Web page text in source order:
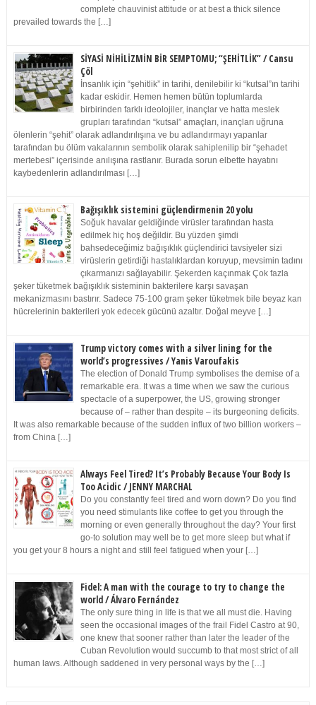
complete chauvinist attitude or at best a thick silence
prevailed towards the […]
SİYASİ NİHİLİZMİN BİR SEMPTOMU; “ŞEHİTLİK” / Cansu
Çöl
İnsanlık için “şehitlik” in tarihi, denilebilir ki “kutsal”ın tarihi
kadar eskidir. Hemen hemen bütün toplumlarda
birbirinden farklı ideolojiler, inançlar ve hatta meslek
grupları tarafından “kutsal” amaçları, inançları uğruna
ölenlerin “şehit” olarak adlandırılışına ve bu adlandırmayı yapanlar
tarafından bu ölüm vakalarının sembolik olarak sahiplenilip bir “şehadet
mertebesi” içerisinde anılışına rastlanır. Burada sorun elbette hayatını
kaybedenlerin adlandırılması […]
Bağışıklık sistemini güçlendirmenin 20 yolu
Soğuk havalar geldiğinde virüsler tarafından hasta
edilmek hiç hoş değildir. Bu yüzden şimdi
bahsedeceğimiz bağışıklık güçlendirici tavsiyeler sizi
virüslerin getirdiği hastalıklardan koruyup, mevsimin tadını
çıkarmanızı sağlayabilir. Şekerden kaçınmak Çok fazla
şeker tüketmek bağışıklık sisteminin bakterilere karşı savaşan
mekanizmasını bastırır. Sadece 75-100 gram şeker tüketmek bile beyaz kan
hücrelerinin bakterileri yok edecek gücünü azaltır. Doğal meyve […]
Trump victory comes with a silver lining for the
world’s progressives / Yanis Varoufakis
The election of Donald Trump symbolises the demise of a
remarkable era. It was a time when we saw the curious
spectacle of a superpower, the US, growing stronger
because of – rather than despite – its burgeoning deficits.
It was also remarkable because of the sudden influx of two billion workers –
from China […]
Always Feel Tired? It’s Probably Because Your Body Is
Too Acidic / JENNY MARCHAL
Do you constantly feel tired and worn down? Do you find
you need stimulants like coffee to get you through the
morning or even generally throughout the day? Your first
go-to solution may well be to get more sleep but what if
you get your 8 hours a night and still feel fatigued when your […]
Fidel: A man with the courage to try to change the
world / Álvaro Fernández
The only sure thing in life is that we all must die. Having
seen the occasional images of the frail Fidel Castro at 90,
one knew that sooner rather than later the leader of the
Cuban Revolution would succumb to that most strict of all
human laws. Although saddened in very personal ways by the […]